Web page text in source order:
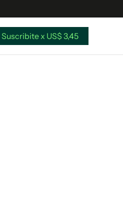
Suscribite x US$ 3,45